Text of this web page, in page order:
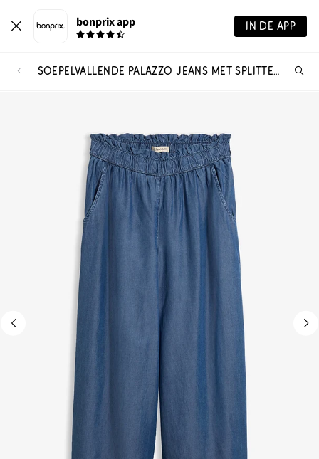
bonprix app IN DE APP
SOEPELVALLENDE PALAZZO JEANS MET SPLITTEN, 7/8 LENGTE